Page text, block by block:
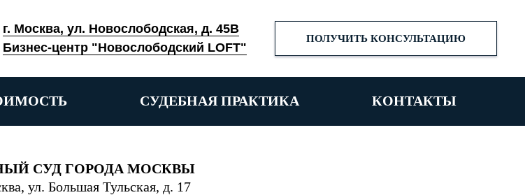
г. Москва, ул. Новослободская, д. 45В
Бизнес-центр "Новослободский LOFT"
ПОЛУЧИТЬ КОНСУЛЬТАЦИЮ
СУДЕБНАЯ ПРАКТИКА КОНТАКТЫ
СУД ГОРОДА МОСКВЫ
ул. Большая Тульская, д. 17